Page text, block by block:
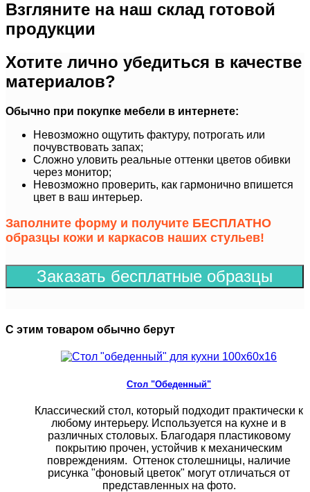
Взгляните на наш склад готовой
продукции
Хотите лично убедиться в качестве
материалов?
Обычно при покупке мебели в интернете:
Невозможно ощутить фактуру, потрогать или
почувствовать запах;
Сложно уловить реальные оттенки цветов обивки
через монитор;
Невозможно проверить, как гармонично впишется
цвет в ваш интерьер.
Заполните форму и получите БЕСПЛАТНО
образцы кожи и каркасов наших стульев!
Заказать бесплатные образцы
С этим товаром обычно берут
Стол "Обеденный"
Классический стол, который подходит практически к
любому интерьеру. Используется на кухне и в
различных столовых. Благодаря пластиковому
покрытию прочен, устойчив к механическим
повреждениям. Оттенок столешницы, наличие
рисунка "фоновый цветок" могут отличаться от
представленных на фото.